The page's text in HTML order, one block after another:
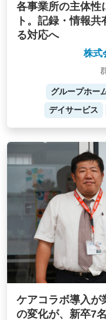
各事業所の主体性
ト。記録・情報
る対応へ
株式
グループホー
デイサービス
ケアコラボ導入が
の変化が、新卒7